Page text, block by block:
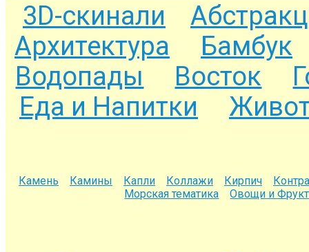
3D-скинали
Архитектура
Бамбук
Водопады
Восток
Еда и Напитки
Камень Камины Капли Коллажи Кирпич
Морская тематика
Овощи и